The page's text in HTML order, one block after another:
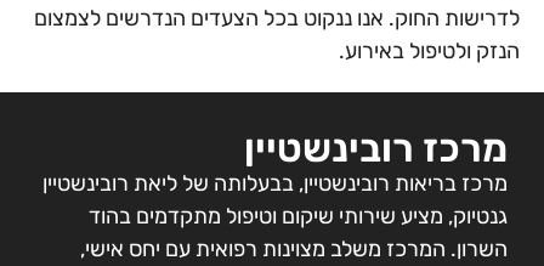
לדרישות החוק. אנו ננקוט בכל הצעדים הנדרשים לצמצום
הנזק ולטיפול באירוע.
מרכז רובינשטיין
מרכז בריאות רובינשטיין, בבעלותה של ליאת רובינשטיין
גנטיוק, מציע שירותי שיקום וטיפול מתקדמים בהוד
השרון. המרכז משלב מצוינות רפואית עם יחס אישי,